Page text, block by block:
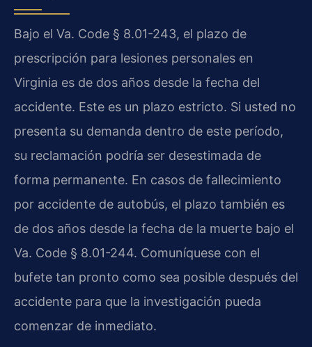
Bajo el Va. Code § 8.01-243, el plazo de
prescripción para lesiones personales en
Virginia es de dos años desde la fecha del
accidente. Este es un plazo estricto. Si usted no
presenta su demanda dentro de este período,
su reclamación podría ser desestimada de
forma permanente. En casos de fallecimiento
por accidente de autobús, el plazo también es
de dos años desde la fecha de la muerte bajo el
Va. Code § 8.01-244. Comuníquese con el
bufete tan pronto como sea posible después del
accidente para que la investigación pueda
comenzar de inmediato.